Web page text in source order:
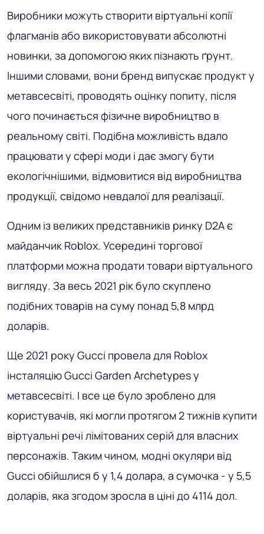
Виробники можуть створити віртуальні копії
флагманів або використовувати абсолютні
новинки, за допомогою яких пізнають ґрунт.
Іншими словами, вони бренд випускає продукт у
метавсесвіті, проводять оцінку попиту, після
чого починається фізичне виробництво в
реальному світі. Подібна можливість вдало
працювати у сфері моди і дає змогу бути
екологічнішими, відмовитися від виробництва
продукції, свідомо невдалої для реалізації.
Одним із великих представників ринку D2A є
майданчик Roblox. Усередині торгової
платформи можна продати товари віртуального
вигляду. За весь 2021 рік було скуплено
подібних товарів на суму понад 5,8 млрд
доларів.
Ще 2021 року Gucci провела для Roblox
інсталяцію Gucci Garden Archetypes у
метавсесвіті. І все це було зроблено для
користувачів, які могли протягом 2 тижнів купити
віртуальні речі лімітованих серій для власних
персонажів. Таким чином, модні окуляри від
Gucci обійшлися б у 1,4 долара, а сумочка - у 5,5
доларів, яка згодом зросла в ціні до 4114 дол.